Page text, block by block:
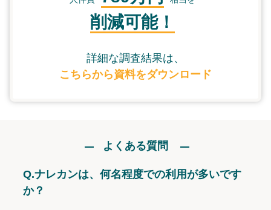
削減可能！
詳細な調査結果は、
こちらから資料をダウンロード
よくある質問
Q.ナレカンは、何名程度での利用が多いです
か？